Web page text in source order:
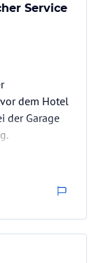
Service
dem Hotel
der Garage